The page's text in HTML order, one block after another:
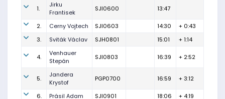
1.
Jirku
Frantisek
SJI0600 13:47
2. Cerny Vojtech SJI0603 14:30
+ 0:43
3.
Sviták Václav SJH0801 15:01 + 1:14
4.
Venhauer
Stepán
SJI0803 16:39 + 2:52
5.
Jandera
Krystof
PGP0700 16:59 + 3:12
6. Prásil Adam SJI0901 18:06 + 4:19